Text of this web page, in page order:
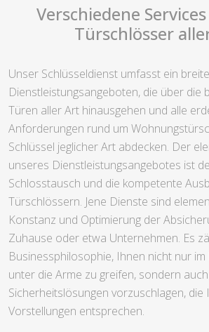
Verschiedene
Türschlösser
Unser Schlüsseldienst umfasst ein
Dienstleistungsangeboten, die über die
Türen aller Art hinausgehen und alle
Anforderungen rund um
Schlüssel jeglicher Art abdecken. Der
unseres Dienstleistungsangebotes ist
Schlosstausch und die kompetente
Türschlössern. Jene Dienste sind
Konstanz und Optimierung der
Zuhause oder etwa Unternehmen. Es
Businessphilosophie, Ihnen nicht nur
unter die Arme zu greifen, sondern
Sicherheitslösungen vorzuschlagen, die
Vorstellungen entsprechen.